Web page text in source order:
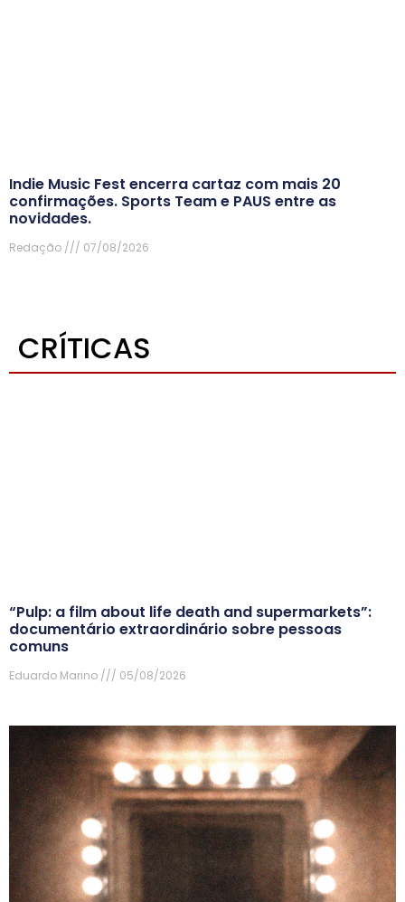
Indie Music Fest encerra cartaz com mais 20
confirmações. Sports Team e PAUS entre as
novidades.
Redação 07/08/2026
CRÍTICAS
“Pulp: a film about life death and supermarkets”:
documentário extraordinário sobre pessoas
comuns
Eduardo Marino 05/08/2026